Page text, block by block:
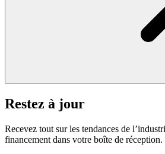
Restez à jour
Recevez tout sur les tendances de
financement dans votre boîte de réception.